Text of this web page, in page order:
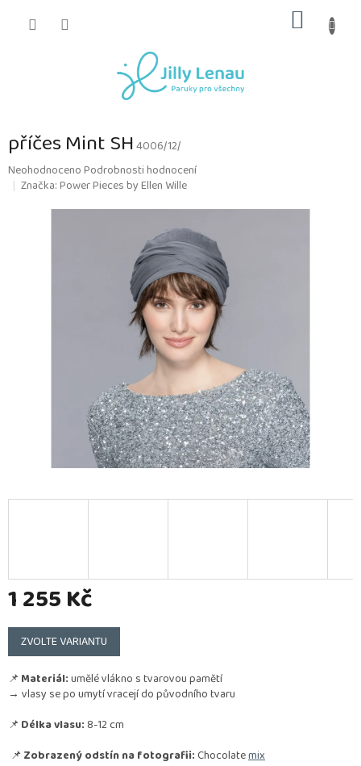
KOŠÍK
příčes Mint SH4006/12/
Průměrné
hodnocení
NeohodnocenoPodrobnosti hodnocení
Značka:Power Pieces by Ellen Wille
1 255 Kč
Měrná
cena:
ZVOLTE VARIANTU
📌Materiál:umělé vlákno s tvarovou pamětí
→ vlasy se po umytí vracejí do původního tvaru
📌Délka vlasu: 8-12 cm
📌Zobrazený odstín na fotografii: Chocolatemix